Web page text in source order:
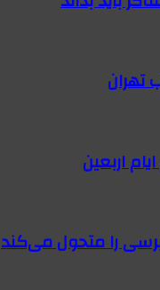
تهران
اربعین
را متحول می‌کند